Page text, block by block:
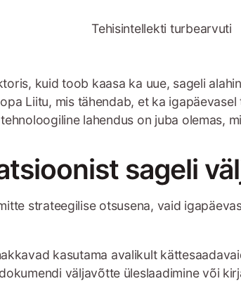
kuid toob kaasa ka uue, sageli
Liitu, mis tähendab, et ka
lahendus on juba olemas,
sageli
strateegilise otsusena, vaid
kasutama avalikult
väljavõtte üleslaadimine või